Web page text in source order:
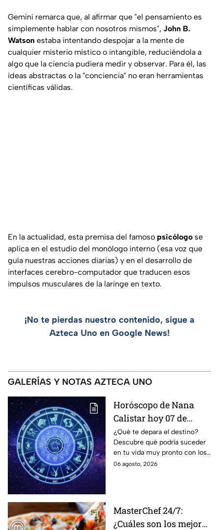
Gemini remarca que, al afirmar que "el pensamiento es
simplemente hablar con nosotros mismos", John B.
Watson estaba intentando despojar a la mente de
cualquier misterio místico o intangible, reduciéndola a
algo que la ciencia pudiera medir y observar. Para él, las
ideas abstractas o la "conciencia" no eran herramientas
científicas válidas.
En la actualidad, esta premisa del famoso psicólogo se
aplica en el estudio del monólogo interno (esa voz que
guía nuestras acciones diarias) y en el desarrollo de
interfaces cerebro-computador que traducen esos
impulsos musculares de la laringe en texto.
¡No te pierdas nuestro contenido, sigue a
Azteca Uno en Google News!
GALERÍAS Y NOTAS AZTECA UNO
Horóscopo de Nana
Calistar hoy 07 de
agosto; estos signos
podrían dejar de estar
solteros más pronto de
lo que imaginan y
¿Qué te depara el destino?
Descubre qué podría suceder
en tu vida muy pronto con los
horóscopos de Nana Calistar;
06 agosto, 2026
MasterChef 24/7:
¿Cuáles son los mejores